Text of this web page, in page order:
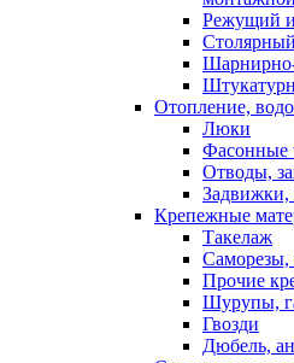
Режущий
Отопление,
Люки
Фасонные
Отводы,
Задвижки,
Крепежные
Такелаж
Прочие
Шурупы,
Гвозди
Дюбель,